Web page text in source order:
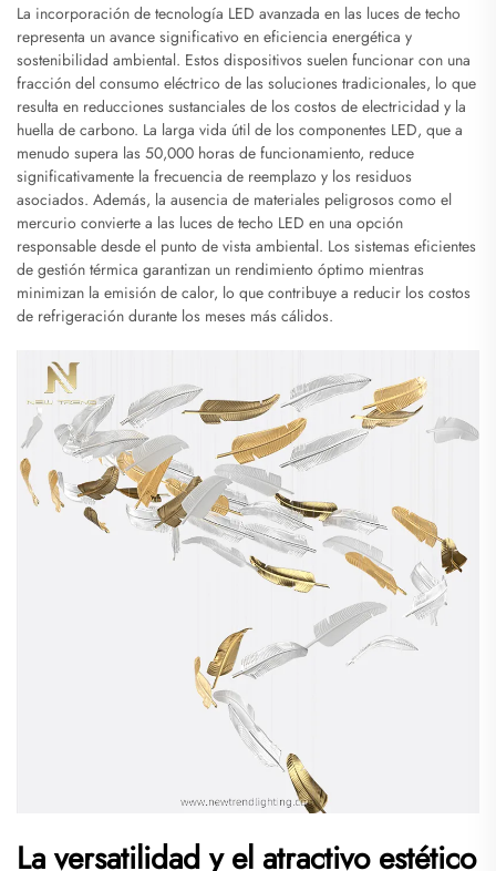
La incorporación de tecnología LED avanzada en las luces de techo
representa un avance significativo en eficiencia energética y
sostenibilidad ambiental. Estos dispositivos suelen funcionar con una
fracción del consumo eléctrico de las soluciones tradicionales, lo que
resulta en reducciones sustanciales de los costos de electricidad y la
huella de carbono. La larga vida útil de los componentes LED, que a
menudo supera las 50,000 horas de funcionamiento, reduce
significativamente la frecuencia de reemplazo y los residuos
asociados. Además, la ausencia de materiales peligrosos como el
mercurio convierte a las luces de techo LED en una opción
responsable desde el punto de vista ambiental. Los sistemas eficientes
de gestión térmica garantizan un rendimiento óptimo mientras
minimizan la emisión de calor, lo que contribuye a reducir los costos
de refrigeración durante los meses más cálidos.
La versatilidad y el atractivo estético